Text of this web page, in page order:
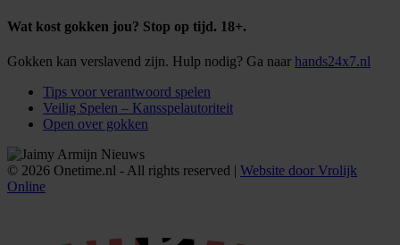
Wat kost gokken jou? Stop op tijd. 18+.
Gokken kan verslavend zijn. Hulp nodig? Ga naar hands24x7.nl
Tips voor verantwoord spelen
Veilig Spelen – Kansspelautoriteit
Open over gokken
© 2026 Onetime.nl - All rights reserved | Website door Vrolijk
Online